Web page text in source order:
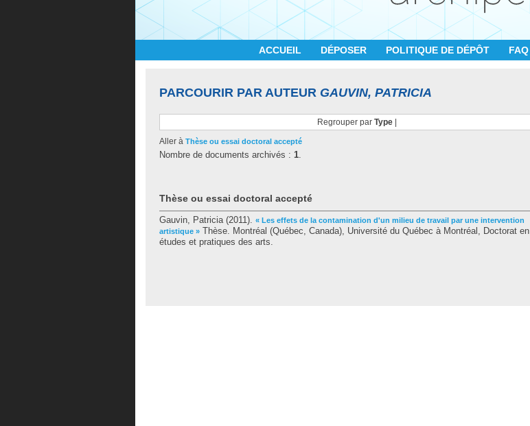
ACCUEIL DÉPOSER POLITIQUE DE DÉPÔT FAQ
PARCOURIR PAR AUTEUR GAUVIN, PATRICIA
Regrouper par Type|
Aller à Thèse ou essai doctoral accepté
Nombre de documents archivés : 1.
Thèse ou essai doctoral accepté
Gauvin, Patricia(2011). « Les effets de la contamination d'un milieu de travail par une intervention
artistique » Thèse. Montréal (Québec, Canada), Université du Québec à Montréal, Doctorat en
études et pratiques des arts.